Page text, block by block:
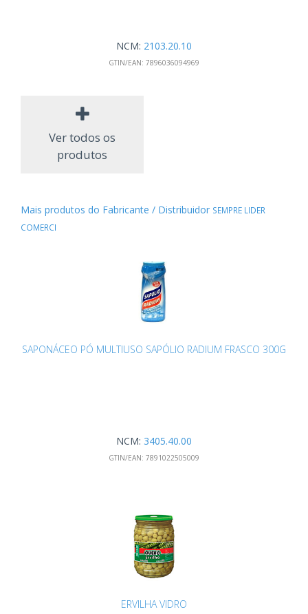
NCM: 2103.20.10
GTIN/EAN: 7896036094969
Ver todos os
produtos
Mais produtos do Fabricante / Distribuidor SEMPRE LIDER
COMERCI
SAPONÁCEO PÓ MULTIUSO SAPÓLIO RADIUM FRASCO 300G
NCM: 3405.40.00
GTIN/EAN: 7891022505009
ERVILHA VIDRO